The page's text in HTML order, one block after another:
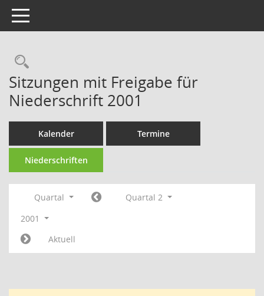
Toggle navigation
Rechercheauswahl
Sitzungen mit Freigabe für
Niederschrift 2001
Kalender Termine
Niederschriften
Quartal
Quartal 2
2001
Aktuell